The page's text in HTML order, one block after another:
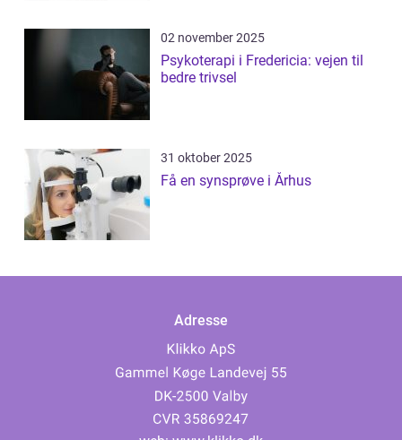
02 november 2025
Psykoterapi i Fredericia: vejen til
bedre trivsel
31 oktober 2025
Få en synsprøve i Århus
Adresse